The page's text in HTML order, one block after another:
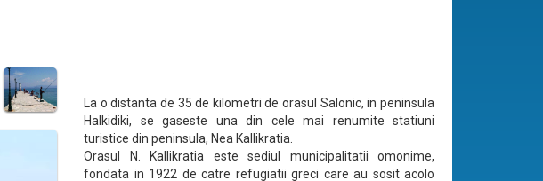
La o distanta de 35 de kilometri de orasul Salonic, in peninsula
Halkidiki, se gaseste una din cele mai renumite statiuni
turistice din peninsula, Nea Kallikratia.
Orasul N. Kallikratia este sediul municipalitatii omonime,
fondata in 1922 de catre refugiatii greci care au sosit acolo